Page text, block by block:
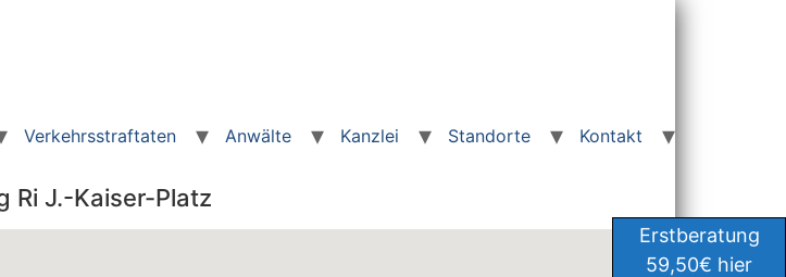
Verkehrsstraftaten Anwälte Kanzlei Standorte Kontakt
Ri J.-Kaiser-Platz
Erstberatung
59,50€ hier